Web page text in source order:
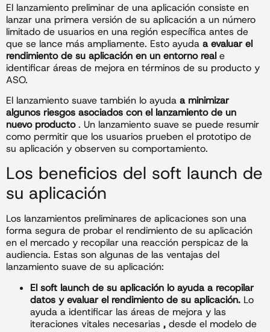
El lanzamiento preliminar de una aplicación consiste en
lanzar una primera versión de su aplicación a un número
limitado de usuarios en una región específica antes de
que se lance más ampliamente. Esto ayuda a evaluar el
rendimiento de su aplicación en un entorno real e
identificar áreas de mejora en términos de su producto y
ASO.
El lanzamiento suave también lo ayuda a minimizar
algunos riesgos asociados con el lanzamiento de un
nuevo producto. Un lanzamiento suave se puede resumir
como permitir que los usuarios prueben el prototipo de
su aplicación y observen su comportamiento.
Los beneficios del soft launch de
su aplicación
Los lanzamientos preliminares de aplicaciones son una
forma segura de probar el rendimiento de su aplicación
en el mercado y recopilar una reacción perspicaz de la
audiencia. Estas son algunas de las ventajas del
lanzamiento suave de su aplicación:
El soft launch de su aplicación lo ayuda a recopilar
datos y evaluar el rendimiento de su aplicación. Lo
ayuda a identificar las áreas de mejora y las
iteraciones vitales necesarias , desde el modelo de